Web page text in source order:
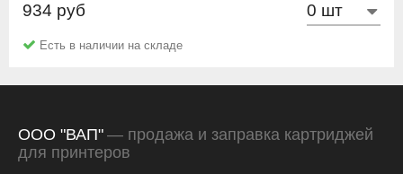
Hi-Black
934 руб
Есть в наличии на складе
ООО "ВАП" — продажа и заправка картриджей
для принтеров